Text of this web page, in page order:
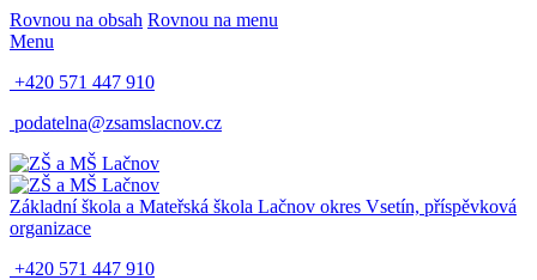
Rovnou na obsah Rovnou na menu
Menu
+420 571 447 910
podatelna@zsamslacnov.cz
Základní škola a Mateřská škola Lačnov okres Vsetín, příspěvková
organizace
+420 571 447 910